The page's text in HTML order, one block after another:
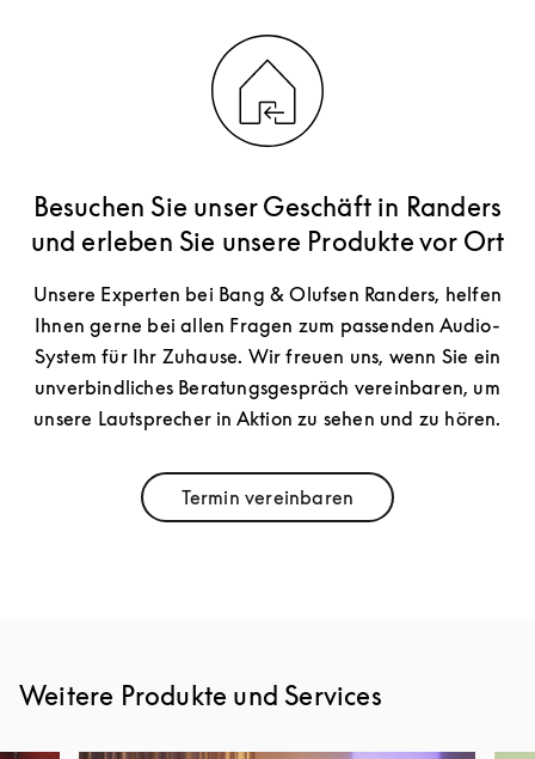
Besuchen Sie unser Geschäft in Randers
und erleben Sie unsere Produkte vor Ort
Unsere Experten bei Bang & Olufsen Randers, helfen
Ihnen gerne bei allen Fragen zum passenden Audio-
System für Ihr Zuhause. Wir freuen uns, wenn Sie ein
unverbindliches Beratungsgespräch vereinbaren, um
unsere Lautsprecher in Aktion zu sehen und zu hören.
Termin vereinbarenLink Opens in New Tab
Weitere Produkte und Services